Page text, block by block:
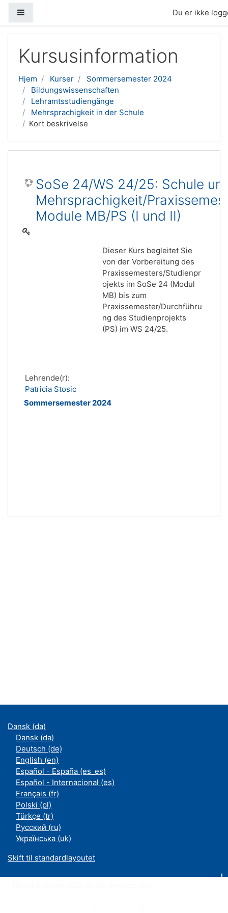
Du er ikke
Kursusinformation
Hjem Kurser
Sommersemester 2024
Bildungswissenschaften
Lehramtsstudiengänge
Mehrsprachigkeit in der Schule
Kort beskrivelse
SoSe 24/WS 24/25: Schule
Mehrsprachigkeit/
Module MB/PS (I und II)
Dieser Kurs begleitet Sie
von der Vorbereitung des
Praxissemesters/Studienpr
ojekts im SoSe 24 (Modul
MB) bis zum
Praxissemester/Durchführu
ng des Studienprojekts
(PS) im WS 24/25.
Lehrende(r):
Patricia Stosic
Sommersemester 2024
Dansk ‎(da)‎
Dansk ‎(da)‎
Deutsch ‎(de)‎
English ‎(en)‎
Español - España ‎(es_es)‎
Español - Internacional ‎(es)‎
Français ‎(fr)‎
Polski ‎(pl)‎
Türkçe ‎(tr)‎
Русский ‎(ru)‎
Українська ‎(uk)‎
Skift til standardlayoutet